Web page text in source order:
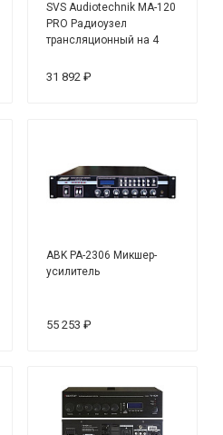
SVS Audiotechnik MA-120
PRO Радиоузел
трансляционный на 4
Вт
31 892 ₽
ABK PA-2306 Микшер-
усилитель
55 253 ₽